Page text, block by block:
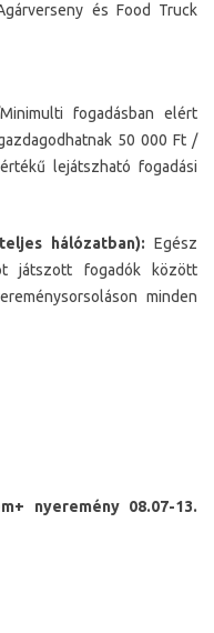
és Food Truck
fogadásban elért
50 000 Ft /
lejátszható fogadási
hálózatban): Egész
játszott fogadók között
minden
nyeremény 08.07-13.